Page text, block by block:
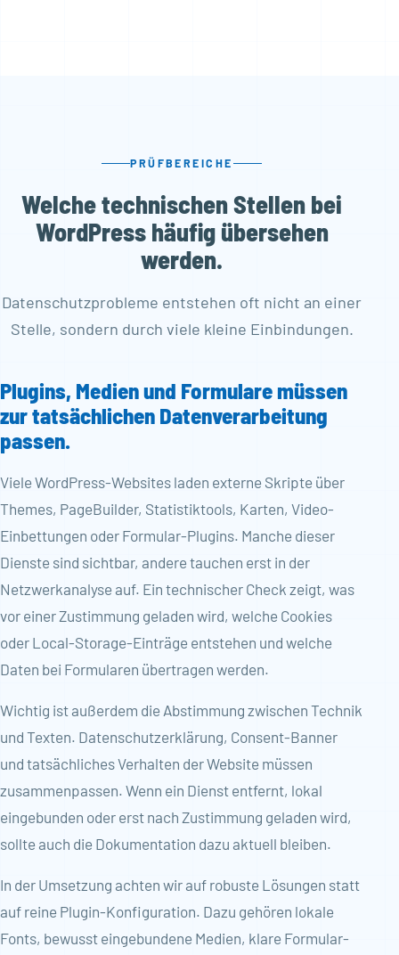
PRÜFBEREICHE
Welche technischen Stellen bei
WordPress häufig übersehen
werden.
Datenschutzprobleme entstehen oft nicht an einer
Stelle, sondern durch viele kleine Einbindungen.
Plugins, Medien und Formulare müssen
zur tatsächlichen Datenverarbeitung
passen.
Viele WordPress-Websites laden externe Skripte über
Themes, PageBuilder, Statistiktools, Karten, Video-
Einbettungen oder Formular-Plugins. Manche dieser
Dienste sind sichtbar, andere tauchen erst in der
Netzwerkanalyse auf. Ein technischer Check zeigt, was
vor einer Zustimmung geladen wird, welche Cookies
oder Local-Storage-Einträge entstehen und welche
Daten bei Formularen übertragen werden.
Wichtig ist außerdem die Abstimmung zwischen Technik
und Texten. Datenschutzerklärung, Consent-Banner
und tatsächliches Verhalten der Website müssen
zusammenpassen. Wenn ein Dienst entfernt, lokal
eingebunden oder erst nach Zustimmung geladen wird,
sollte auch die Dokumentation dazu aktuell bleiben.
In der Umsetzung achten wir auf robuste Lösungen statt
auf reine Plugin-Konfiguration. Dazu gehören lokale
Fonts, bewusst eingebundene Medien, klare Formular-